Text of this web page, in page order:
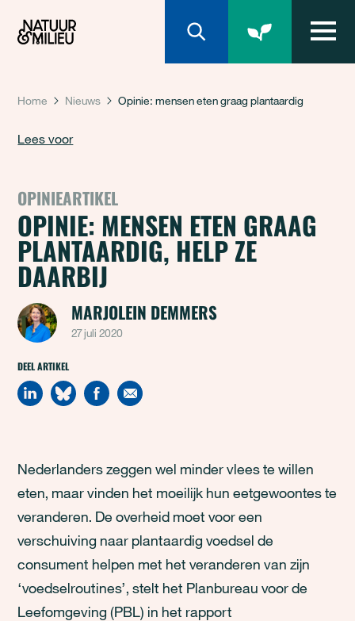
Home Nieuws Opinie: mensen eten graag plantaardig
Lees voor
OPINIEARTIKEL
OPINIE: MENSEN ETEN GRAAG
PLANTAARDIG, HELP ZE
DAARBIJ
MARJOLEIN DEMMERS
27 juli 2020
DEEL ARTIKEL
Nederlanders zeggen wel minder vlees te willen
eten, maar vinden het moeilijk hun eetgewoontes te
veranderen. De overheid moet voor een
verschuiving naar plantaardig voedsel de
consument helpen met het veranderen van zijn
‘voedselroutines’, stelt het Planbureau voor de
Leefomgeving (PBL) in het rapport